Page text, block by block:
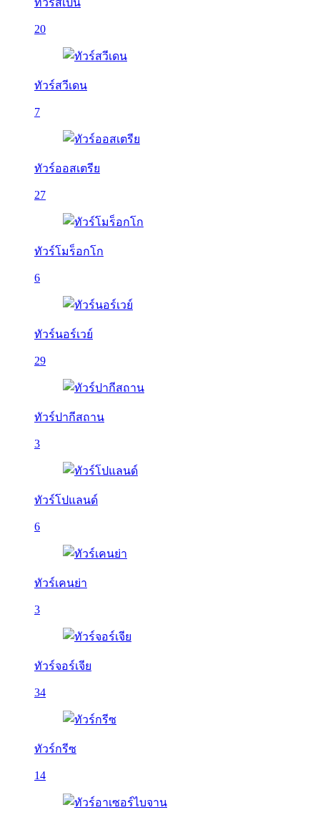
ทัวร์สเปน
20
ทัวร์สวีเดน
7
ทัวร์ออสเตรีย
27
ทัวร์โมร็อกโก
6
ทัวร์นอร์เวย์
29
ทัวร์ปากีสถาน
3
ทัวร์โปแลนด์
6
ทัวร์เคนย่า
3
ทัวร์จอร์เจีย
34
ทัวร์กรีซ
14